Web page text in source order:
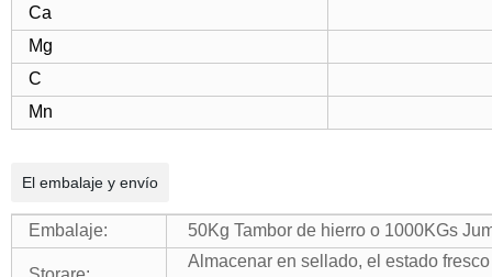
Ca
Mg
C
Mn
El embalaje y envío
Embalaje: 50Kg Tambor de hierro o 1000KGs
Almacenar en sellado, el estado